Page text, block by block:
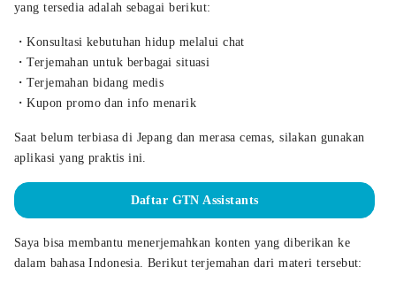
yang tersedia adalah sebagai berikut:
・Konsultasi kebutuhan hidup melalui chat
・Terjemahan untuk berbagai situasi
・Terjemahan bidang medis
・Kupon promo dan info menarik
Saat belum terbiasa di Jepang dan merasa cemas, silakan gunakan
aplikasi yang praktis ini.
Daftar GTN Assistants
Saya bisa membantu menerjemahkan konten yang diberikan ke
dalam bahasa Indonesia. Berikut terjemahan dari materi tersebut: